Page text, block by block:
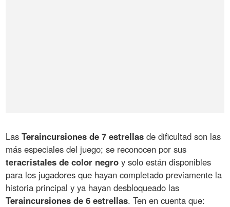
LasTeraincursiones de 7 estrellas de dificultad son las
más especiales del juego; se reconocen por sus
teracristales de color negro y solo están disponibles
para los jugadores que hayan completado previamente la
historia principal y ya hayan desbloqueado las
Teraincursiones de 6 estrellas. Ten en cuenta que: